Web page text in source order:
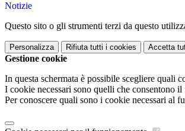
Notizie
Questo sito o gli strumenti terzi da questo
Personalizza Rifiuta tutti i cookies Accetta
Gestione cookie
In questa schermata è possibile scegliere quali
I cookie necessari sono quelli che consentono
Per conoscere quali sono i cookie necessari al